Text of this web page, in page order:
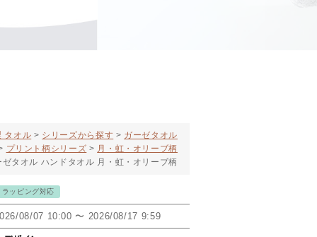
タオル シリーズから探す
ガーゼタオル
プリント柄シリーズ
月・虹・オリーブ柄
タオル ハンドタオル 月・虹・オリーブ柄
ラッピング対応
08/07 10:00 〜 2026/08/17 9:59